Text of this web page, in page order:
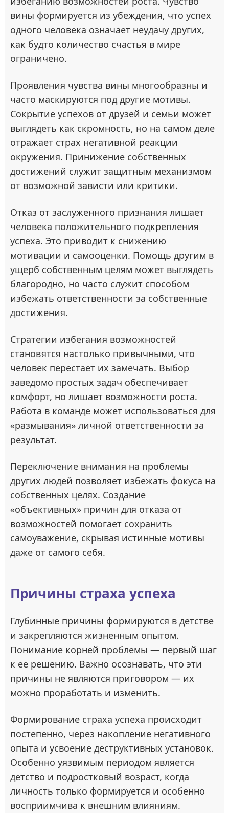
вины формируется из убеждения, что успех
одного человека означает неудачу других,
как будто количество счастья в мире
ограничено.
Проявления чувства вины многообразны и
часто маскируются под другие мотивы.
Сокрытие успехов от друзей и семьи может
выглядеть как скромность, но на самом деле
отражает страх негативной реакции
окружения. Принижение собственных
достижений служит защитным механизмом
от возможной зависти или критики.
Отказ от заслуженного признания лишает
человека положительного подкрепления
успеха. Это приводит к снижению
мотивации и самооценки. Помощь другим в
ущерб собственным целям может выглядеть
благородно, но часто служит способом
избежать ответственности за собственные
достижения.
Стратегии избегания возможностей
становятся настолько привычными, что
человек перестает их замечать. Выбор
заведомо простых задач обеспечивает
комфорт, но лишает возможности роста.
Работа в команде может использоваться для
«размывания» личной ответственности за
результат.
Переключение внимания на проблемы
других людей позволяет избежать фокуса на
собственных целях. Создание
«объективных» причин для отказа от
возможностей помогает сохранить
самоуважение, скрывая истинные мотивы
даже от самого себя.
Причины страха успеха
Глубинные причины формируются в детстве
и закрепляются жизненным опытом.
Понимание корней проблемы — первый шаг
к ее решению. Важно осознавать, что эти
причины не являются приговором — их
можно проработать и изменить.
Формирование страха успеха происходит
постепенно, через накопление негативного
опыта и усвоение деструктивных установок.
Особенно уязвимым периодом является
детство и подростковый возраст, когда
личность только формируется и особенно
восприимчива к внешним влияниям.